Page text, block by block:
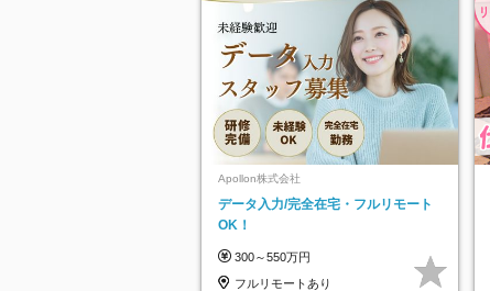
Apollon株式会社
データ入力/完全在宅・フルリモート
OK！
300～550万円
フルリモートあり